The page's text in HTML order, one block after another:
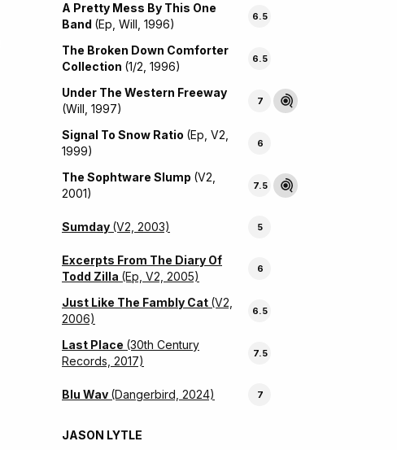
A Pretty Mess By This One
Band (Ep, Will, 1996)
6.5
The Broken Down Comforter
Collection (1/2, 1996)
6.5
Under The Western Freeway
(Will, 1997)
7
Signal To Snow Ratio (Ep, V2,
1999)
6
The Sophtware Slump (V2,
2001)
7.5
Sumday (V2, 2003) 5
Excerpts From The Diary Of
Todd Zilla (Ep, V2, 2005)
6
Just Like The Fambly Cat (V2,
2006)
6.5
Last Place (30th Century
Records, 2017)
7.5
Blu Wav (Dangerbird, 2024) 7
JASON LYTLE